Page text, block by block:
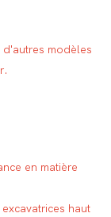
d'autres modèles
en matière
haut